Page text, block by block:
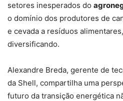
setores inesperados do
o domínio dos produtores de
e cevada a resíduos
diversificando.
Alexandre Breda, gerente de
da Shell, compartilha uma
futuro da transição energética